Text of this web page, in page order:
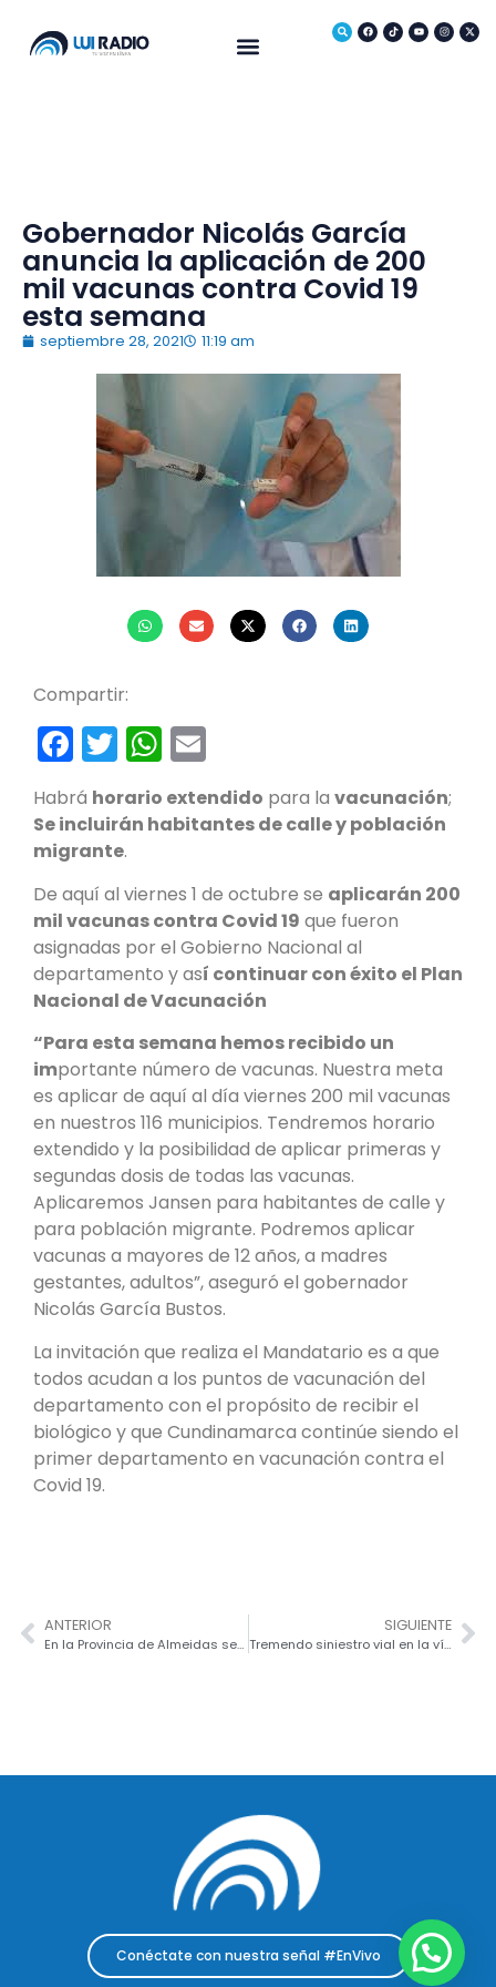
Gobernador Nicolás García
anuncia la aplicación de 200
mil vacunas contra Covid 19
esta semana
septiembre 28, 2021 11:19 am
Compartir:
Facebook
TwitterWhatsApp
Habrá horario extendido para la vacunación;
Se incluirán habitantes de calle y población
migrante.
De aquí al viernes 1 de octubre se aplicarán 200
mil vacunas contra Covid 19 que fueron
asignadas por el Gobierno Nacional al
departamento y así continuar con éxito el Plan
Nacional de Vacunación
“Para esta semana hemos recibido un
importante número de vacunas. Nuestra meta
es aplicar de aquí al día viernes 200 mil vacunas
en nuestros 116 municipios. Tendremos horario
extendido y la posibilidad de aplicar primeras y
segundas dosis de todas las vacunas.
Aplicaremos Jansen para habitantes de calle y
para población migrante. Podremos aplicar
vacunas a mayores de 12 años, a madres
gestantes, adultos”, aseguró el gobernador
Nicolás García Bustos.
La invitación que realiza el Mandatario es a que
todos acudan a los puntos de vacunación del
departamento con el propósito de recibir el
biológico y que Cundinamarca continúe siendo el
primer departamento en vacunación contra el
Covid 19.
ANTERIOR
En la Provincia de Almeidas se invertirán recursos por más de 58.000 millones
SIGUIENTE
Tremendo siniestro vial en la vía que de Bogotá conduce a Villeta
Conéctate con nuestra señal #EnVivo